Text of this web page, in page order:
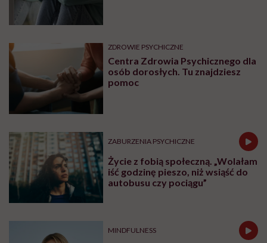
ZDROWIE PSYCHICZNE
Centra Zdrowia Psychicznego dla
osób dorosłych. Tu znajdziesz
pomoc
ZABURZENIA PSYCHICZNE
Życie z fobią społeczną. „Wolałam
iść godzinę pieszo, niż wsiąść do
autobusu czy pociągu”
MINDFULNESS